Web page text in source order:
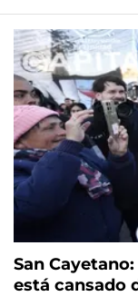
San
está cansado